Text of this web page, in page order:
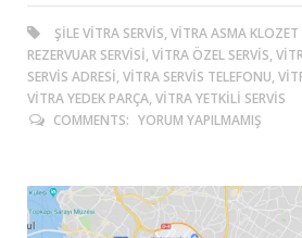
ŞILE VITRA SERVIS, VITRA ASMA
REZERVUAR SERVISI, VITRA ÖZEL SERVIS,
SERVIS ADRESI, VITRA SERVIS TELEFONU,
VITRA YEDEK PARÇA, VITRA YETKILI SERVIS
COMMENTS: YORUM YAPILMAMIŞ